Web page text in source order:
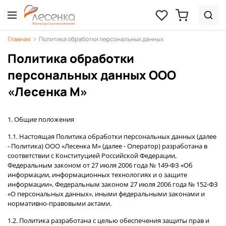
Главная Политика обработки персональных данных
Политика обработки
персональных данных ООО
«Лесенка М»
1. Общие положения
1.1. Настоящая Политика обработки персональных данных (далее
- Политика) ООО «Лесенка М» (далее - Оператор) разработана в
соответствии с Конституцией Российской Федерации,
Федеральным законом от 27 июля 2006 года № 149-ФЗ «Об
информации, информационных технологиях и о защите
информации», Федеральным законом 27 июля 2006 года № 152-ФЗ
«О персональных данных», иными федеральными законами и
нормативно-правовыми актами.
1.2. Политика разработана с целью обеспечения защиты прав и